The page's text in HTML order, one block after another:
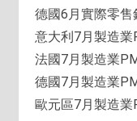
德國6月實際零售
意大利7月製造業
法國7月製造業
德國7月製造業
歐元區7月製造業